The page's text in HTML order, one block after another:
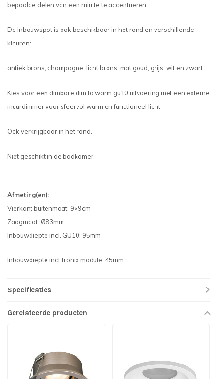
bepaalde delen van een ruimte te accentueren.
De inbouwspot is ook beschikbaar in het rond en verschillende
kleuren:
antiek brons, champagne, licht brons, mat goud, grijs, wit en zwart.
Kies voor een dimbare dim to warm gu10 uitvoering met een externe
muurdimmer voor sfeervol warm en functioneel licht
Ook verkrijgbaar in het rond.
Niet geschikt in de badkamer
Afmeting(en):
Vierkant buitenmaat: 9×9cm
Zaagmaat: Ø83mm
Inbouwdiepte incl. GU10: 95mm
Inbouwdiepte incl Tronix module: 45mm
Specificaties
Gerelateerde producten